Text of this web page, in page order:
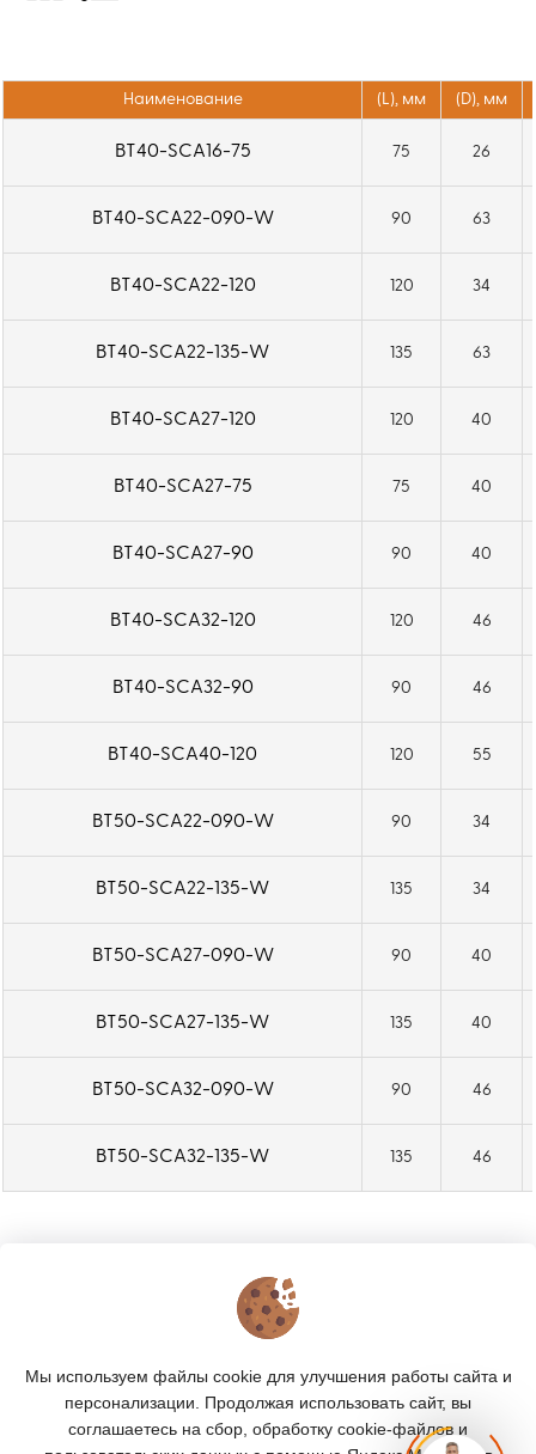
JIS B 6339) подходят для сверлильных,
фрезерных станков и оборудования с ЧПУ
благодаря канавке для автоматической
смены инструмента. В комплект входят три
проставочных кольца толщиной 5, 10 и 20 мм
для установки фрез одного посадочного
диаметра разной толщины. В ассортименте
представлены модели BT40 и BT50 с
различной длиной вылета и посадочным
диаметром.
Наименование (L), мм (D), мм
BT40-SCA16-75 75 26
BT40-SCA22-090-W 90 63
BT40-SCA22-120 120 34
BT40-SCA22-135-W 135 63
BT40-SCA27-120 120 40
BT40-SCA27-75 75 40
BT40-SCA27-90 90 40
BT40-SCA32-120 120 46
BT40-SCA32-90 90 46
BT40-SCA40-120 120 55
BT50-SCA22-090-W 90 34
BT50-SCA22-135-W 135 34
BT50-SCA27-090-W 90 40
BT50-SCA27-135-W 135 40
BT50-SCA32-090-W 90 46
BT50-SCA32-135-W 135 46
КАТАЛОГ
ПОДПИСКА
Мы используем файлы cookie для улучшения работы сайта и
персонализации. Продолжая использовать сайт, вы
соглашаетесь на сбор, обработку cookie-файлов и